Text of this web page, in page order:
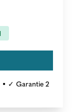
✓ Garantie 2